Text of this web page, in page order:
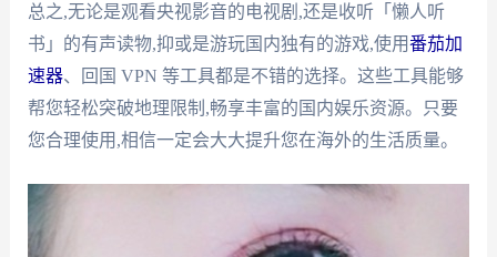
总之,无论是观看央视影音的电视剧,还是收听「懒人听
书」的有声读物,抑或是游玩国内独有的游戏,使用番茄加
速器、回国 VPN 等工具都是不错的选择。这些工具能够
帮您轻松突破地理限制,畅享丰富的国内娱乐资源。只要
您合理使用,相信一定会大大提升您在海外的生活质量。